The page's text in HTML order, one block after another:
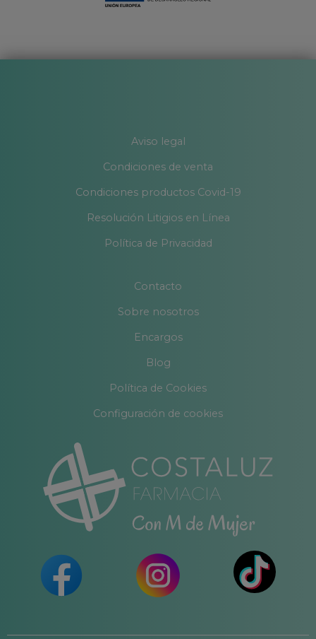
Aviso legal
Condiciones de venta
Condiciones productos Covid-19
Resolución Litigios en Línea
Política de Privacidad
Contacto
Sobre nosotros
Encargos
Blog
Política de Cookies
Configuración de cookies